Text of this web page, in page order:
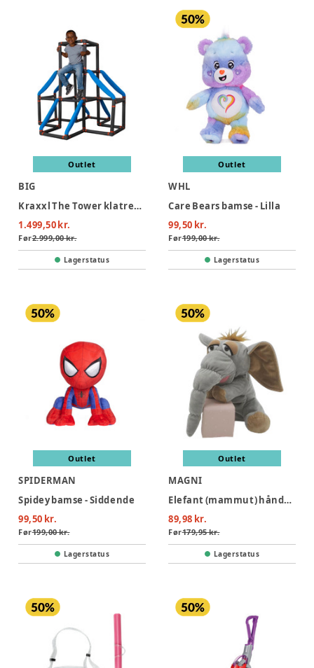
Outlet
BIG
Kraxxl The Tower klatretårn
1.499,50 kr.
Før2.999,00 kr.
Lagerstatus
Outlet
WHL
Care Bears bamse - Lilla
99,50 kr.
Før199,00 kr.
Lagerstatus
Outlet
SPIDERMAN
Spidey bamse - Siddende
99,50 kr.
Før199,00 kr.
Lagerstatus
Outlet
MAGNI
Elefant (mammut) hånddukke 25 cm.
89,98 kr.
Før179,95 kr.
Lagerstatus